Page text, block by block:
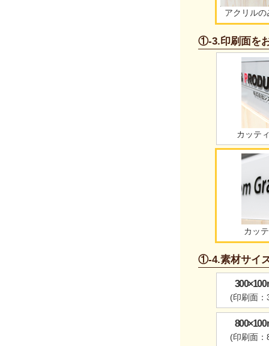
アクリルの
①-3.印刷面を
カッテ
カッ
①-4.素材サイ
(印刷面
(印刷面